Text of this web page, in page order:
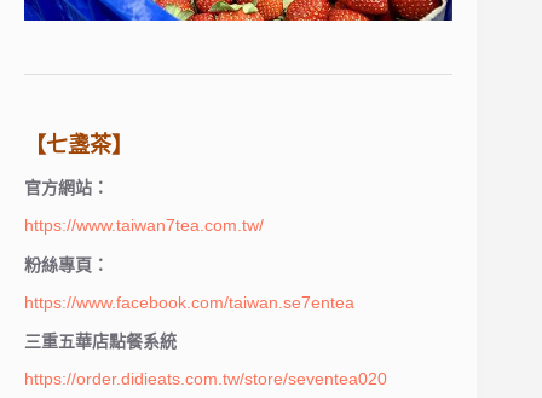
【七盞茶】
官方網站：
https://www.taiwan7tea.com.tw/
粉絲專頁：
https://www.facebook.com/taiwan.se7entea
三重五華店點餐系統
https://order.didieats.com.tw/store/seventea020